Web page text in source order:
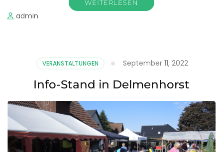
WEITERLESEN
admin
VERANSTALTUNGEN September 11, 2022
Info-Stand in Delmenhorst